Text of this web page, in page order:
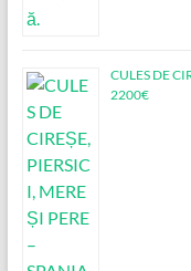
CULES DE
2200€